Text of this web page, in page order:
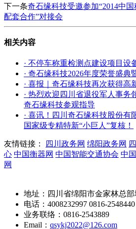
下一条奇石缘科技受邀参加“2014中
配套合作”对接会
相关内容
· 不停车称重检测点建设项目设
· 奇石缘科技2026年度荣誉盛典
· 喜报｜奇石缘科技再次获得高
· 热烈欢迎四川省退役军人事务
奇石缘科技参观指导
· 喜讯！四川奇石缘科技股份有
国家级专精特新“小巨人”复核！
友情链接： 四川政务网 绵阳政务网
心 中国衡器网 中国智能交通协会 中
网
地址：四川省绵阳市金家林总部
电话：4008232997 0816-
业务联络：0816-2543889
Email： qsykj2022@126.com